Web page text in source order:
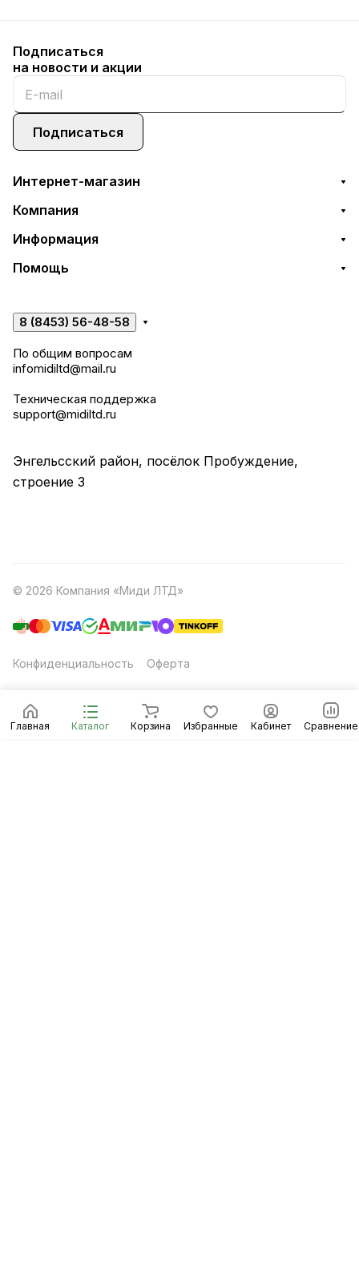
Главная Каталог Корзина Избранные Кабинет Сравнение
Подписаться
на новости и акции
Подписаться
Интернет-магазин
Компания
Информация
Помощь
8 (8453) 56-48-58
По общим вопросам
infomidiltd@mail.ru
Техническая поддержка
support@midiltd.ru
Энгельсский район, посёлок Пробуждение,
строение 3
© 2026 Компания «Миди ЛТД»
Конфиденциальность Оферта